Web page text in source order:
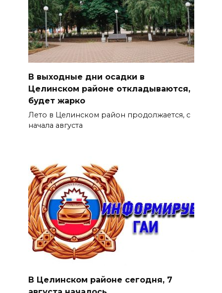
В выходные дни осадки в
Целинском районе откладываются,
будет жарко
Лето в Целинском район продолжается, с
начала августа
В Целинском районе сегодня, 7